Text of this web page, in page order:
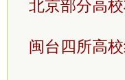
北京部分高
闽台四所高